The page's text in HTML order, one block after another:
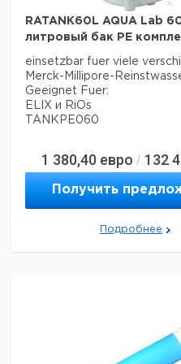
Темп. режим хранения:
RATANK60L AQUA Lab
литровый бак PE
einsetzbar fuer viele
Merck-Millipore-
Geeignet Fuer:
ELIX и RiOs
TANKPE060
1 380,40 евро / 132
Получить
Подробнее